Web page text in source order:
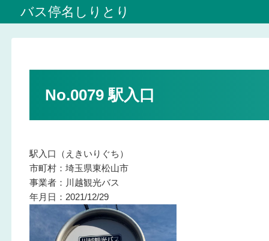
バス停名しりとり
No.0079 駅入口
駅入口（えきいりぐち）
市町村：埼玉県東松山市
事業者：川越観光バス
年月日：2021/12/29